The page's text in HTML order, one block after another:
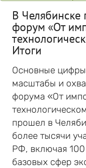
В Челябинске
форум «От
Итоги
Основные
масштабы и
форума «От
прошел в
более тысячи
РФ, включая 100
базовых сфер